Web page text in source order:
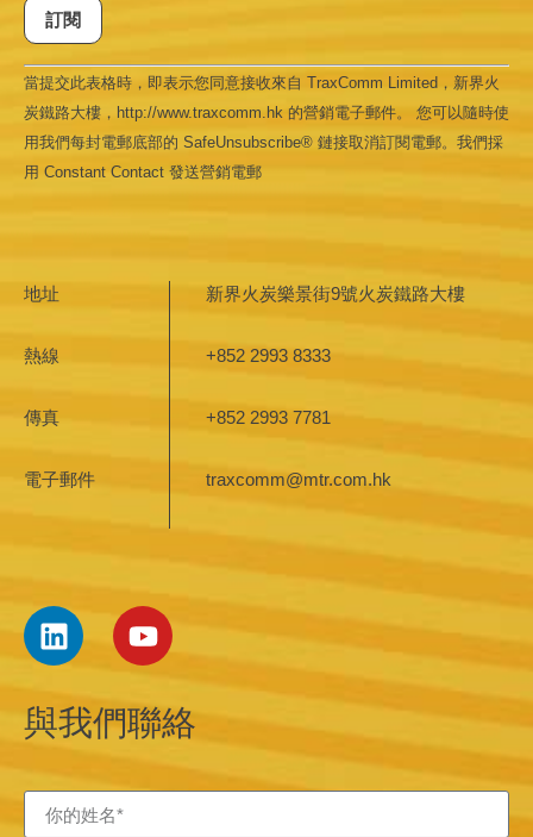
Constant
Contact
Use.
Please
leave
this field
blank.
當提交此表格時，即表示您同意接收來自 TraxComm Limited，新界火
炭鐵路大樓，http://www.traxcomm.hk 的營銷電子郵件。 您可以隨時使
用我們每封電郵底部的 SafeUnsubscribe® 鏈接取消訂閱電郵。我們採
用 Constant Contact 發送營銷電郵
地址 新界火炭樂景街9號火炭鐵路大樓
熱線 +852 2993 8333
傳真 +852 2993 7781
電子郵件 traxcomm@mtr.com.hk
與我們聯絡